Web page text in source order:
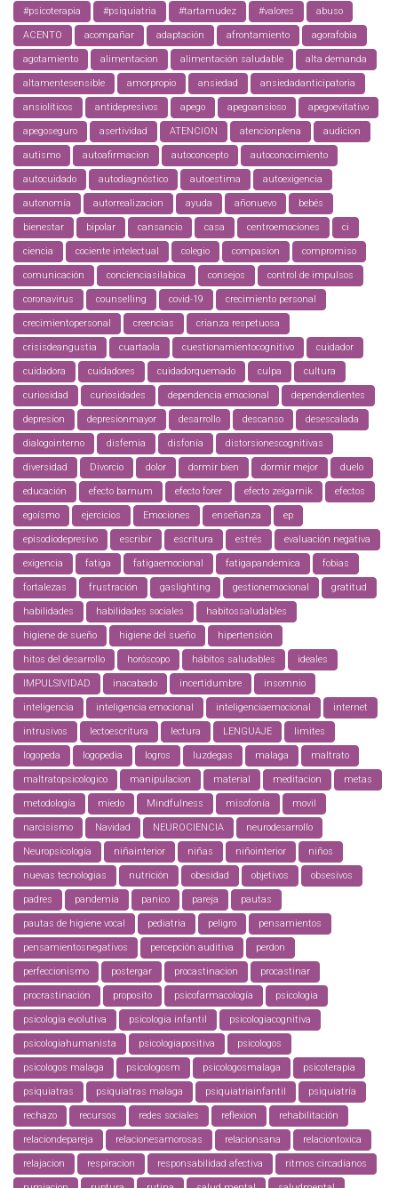
#psicoterapia #psiquiatria #tartamudez #valores abuso
ACENTO acompañar adaptación afrontamiento agorafobia
agotamiento alimentacion alimentación saludable alta demanda
altamentesensible amorpropio ansiedad ansiedadanticipatoria
ansiolíticos antidepresivos apego apegoansioso apegoevitativo
apegoseguro asertividad ATENCION atencionplena audicion
autismo autoafirmacion autoconcepto autoconocimiento
autocuidado autodiagnóstico autoestima autoexigencia
autonomía autorrealizacion ayuda añonuevo bebés
bienestar bipolar cansancio casa centroemociones ci
ciencia cociente intelectual colegio compasion compromiso
comunicación concienciasilabica consejos control de impulsos
coronavirus counselling covid-19 crecimiento personal
crecimientopersonal creencias crianza respetuosa
crisisdeangustia cuartaola cuestionamientocognitivo cuidador
cuidadora cuidadores cuidadorquemado culpa cultura
curiosidad curiosidades dependencia emocional dependendientes
depresion depresionmayor desarrollo descanso desescalada
dialogointerno disfemia disfonía distorsionescognitivas
diversidad Divorcio dolor dormir bien dormir mejor duelo
educación efecto barnum efecto forer efecto zeigarnik efectos
egoísmo ejercicios Emociones enseñanza ep
episodiodepresivo escribir escritura estrés evaluación negativa
exigencia fatiga fatigaemocional fatigapandemica fobias
fortalezas frustración gaslighting gestionemocional gratitud
habilidades habilidades sociales habitossaludables
higiene de sueño higiene del sueño hipertensión
hitos del desarrollo horóscopo hábitos saludables ideales
IMPULSIVIDAD inacabado incertidumbre insomnio
inteligencia inteligencia emocional inteligenciaemocional internet
intrusivos lectoescritura lectura LENGUAJE limites
logopeda logopedia logros luzdegas malaga maltrato
maltratopsicologico manipulacion material meditacion metas
metodología miedo Mindfulness misofonía movil
narcisismo Navidad NEUROCIENCIA neurodesarrollo
Neuropsicología niñainterior niñas niñointerior niños
nuevas tecnologias nutrición obesidad objetivos obsesivos
padres pandemia panico pareja pautas
pautas de higiene vocal pediatria peligro pensamientos
pensamientosnegativos percepción auditiva perdon
perfeccionismo postergar procastinacion procastinar
procrastinación proposito psicofarmacología psicologia
psicologia evolutiva psicologia infantil psicologiacognitiva
psicologiahumanista psicologiapositiva psicologos
psicologos malaga psicologosm psicologosmalaga psicoterapia
psiquiatras psiquiatras malaga psiquiatriainfantil psiquiatría
rechazo recursos redes sociales reflexion rehabilitación
relaciondepareja relacionesamorosas relacionsana relaciontoxica
relajacion respiracion responsabilidad afectiva ritmos circadianos